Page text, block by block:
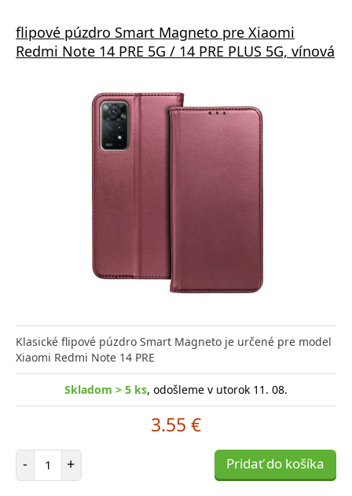
flipové púzdro Smart Magneto pre Xiaomi
Redmi Note 14 PRE 5G / 14 PRE PLUS 5G, vínová
Klasické flipové púzdro Smart Magneto je určené pre model
Xiaomi Redmi Note 14 PRE
Skladom > 5 ks, odošleme v utorok 11. 08.
3.55 €
- Počet položiek
+ Pridať do košíka